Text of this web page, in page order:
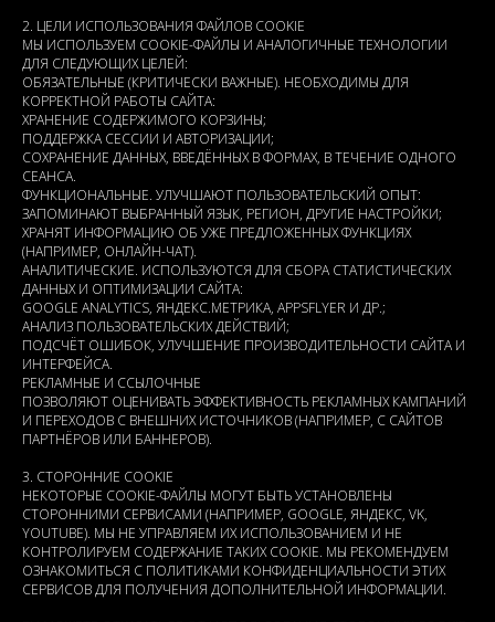
2. ЦЕЛИ ИСПОЛЬЗОВАНИЯ ФАЙЛОВ COOKIE
МЫ ИСПОЛЬЗУЕМ COOKIE-ФАЙЛЫ И АНАЛОГИЧНЫЕ ТЕХНОЛОГИИ
ДЛЯ СЛЕДУЮЩИХ ЦЕЛЕЙ:
ОБЯЗАТЕЛЬНЫЕ (КРИТИЧЕСКИ ВАЖНЫЕ). НЕОБХОДИМЫ ДЛЯ
КОРРЕКТНОЙ РАБОТЫ САЙТА:
ХРАНЕНИЕ СОДЕРЖИМОГО КОРЗИНЫ;
ПОДДЕРЖКА СЕССИИ И АВТОРИЗАЦИИ;
СОХРАНЕНИЕ ДАННЫХ, ВВЕДЁННЫХ В ФОРМАХ, В ТЕЧЕНИЕ ОДНОГО
СЕАНСА.
ФУНКЦИОНАЛЬНЫЕ. УЛУЧШАЮТ ПОЛЬЗОВАТЕЛЬСКИЙ ОПЫТ:
ЗАПОМИНАЮТ ВЫБРАННЫЙ ЯЗЫК, РЕГИОН, ДРУГИЕ НАСТРОЙКИ;
ХРАНЯТ ИНФОРМАЦИЮ ОБ УЖЕ ПРЕДЛОЖЕННЫХ ФУНКЦИЯХ
(НАПРИМЕР, ОНЛАЙН-ЧАТ).
АНАЛИТИЧЕСКИЕ. ИСПОЛЬЗУЮТСЯ ДЛЯ СБОРА СТАТИСТИЧЕСКИХ
ДАННЫХ И ОПТИМИЗАЦИИ САЙТА:
GOOGLE ANALYTICS, ЯНДЕКС.МЕТРИКА, APPSFLYER И ДР.;
АНАЛИЗ ПОЛЬЗОВАТЕЛЬСКИХ ДЕЙСТВИЙ;
ПОДСЧЁТ ОШИБОК, УЛУЧШЕНИЕ ПРОИЗВОДИТЕЛЬНОСТИ САЙТА И
ИНТЕРФЕЙСА.
РЕКЛАМНЫЕ И ССЫЛОЧНЫЕ
ПОЗВОЛЯЮТ ОЦЕНИВАТЬ ЭФФЕКТИВНОСТЬ РЕКЛАМНЫХ КАМПАНИЙ
И ПЕРЕХОДОВ С ВНЕШНИХ ИСТОЧНИКОВ (НАПРИМЕР, С САЙТОВ
ПАРТНЁРОВ ИЛИ БАННЕРОВ).
3. СТОРОННИЕ COOKIE
НЕКОТОРЫЕ COOKIE-ФАЙЛЫ МОГУТ БЫТЬ УСТАНОВЛЕНЫ
СТОРОННИМИ СЕРВИСАМИ (НАПРИМЕР, GOOGLE, ЯНДЕКС, VK,
YOUTUBE). МЫ НЕ УПРАВЛЯЕМ ИХ ИСПОЛЬЗОВАНИЕМ И НЕ
КОНТРОЛИРУЕМ СОДЕРЖАНИЕ ТАКИХ COOKIE. МЫ РЕКОМЕНДУЕМ
ОЗНАКОМИТЬСЯ С ПОЛИТИКАМИ КОНФИДЕНЦИАЛЬНОСТИ ЭТИХ
СЕРВИСОВ ДЛЯ ПОЛУЧЕНИЯ ДОПОЛНИТЕЛЬНОЙ ИНФОРМАЦИИ.